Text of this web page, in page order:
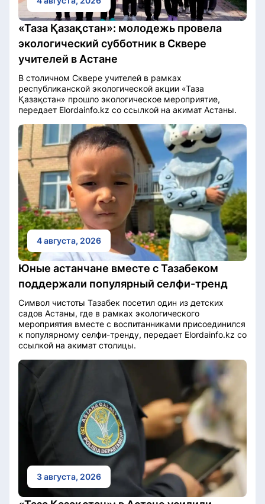
«Таза Қазақстан»: молодежь провела
экологический субботник в Сквере
учителей в Астане
В столичном Сквере учителей в рамках
республиканской экологической акции «Таза
Қазақстан» прошло экологическое мероприятие,
передает Elordainfo.kz со ссылкой на акимат Астаны.
4 августа, 2026
Юные астанчане вместе с Тазабеком
поддержали популярный селфи-тренд
Символ чистоты Тазабек посетил один из детских
садов Астаны, где в рамках экологического
мероприятия вместе с воспитанниками присоединился
к популярному селфи-тренду, передает Elordainfo.kz со
ссылкой на акимат столицы.
3 августа, 2026